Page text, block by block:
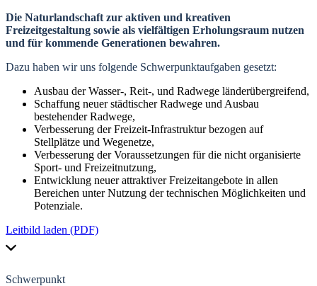
Die Naturlandschaft zur aktiven und kreativen
Freizeitgestaltung sowie als vielfältigen Erholungsraum nutzen
und für kommende Generationen bewahren.
Dazu haben wir uns folgende Schwerpunktaufgaben gesetzt:
Ausbau der Wasser-, Reit-, und Radwege länderübergreifend,
Schaffung neuer städtischer Radwege und Ausbau
bestehender Radwege,
Verbesserung der Freizeit-Infrastruktur bezogen auf
Stellplätze und Wegenetze,
Verbesserung der Voraussetzungen für die nicht organisierte
Sport- und Freizeitnutzung,
Entwicklung neuer attraktiver Freizeitangebote in allen
Bereichen unter Nutzung der technischen Möglichkeiten und
Potenziale.
Leitbild laden (PDF)
Schwerpunkt